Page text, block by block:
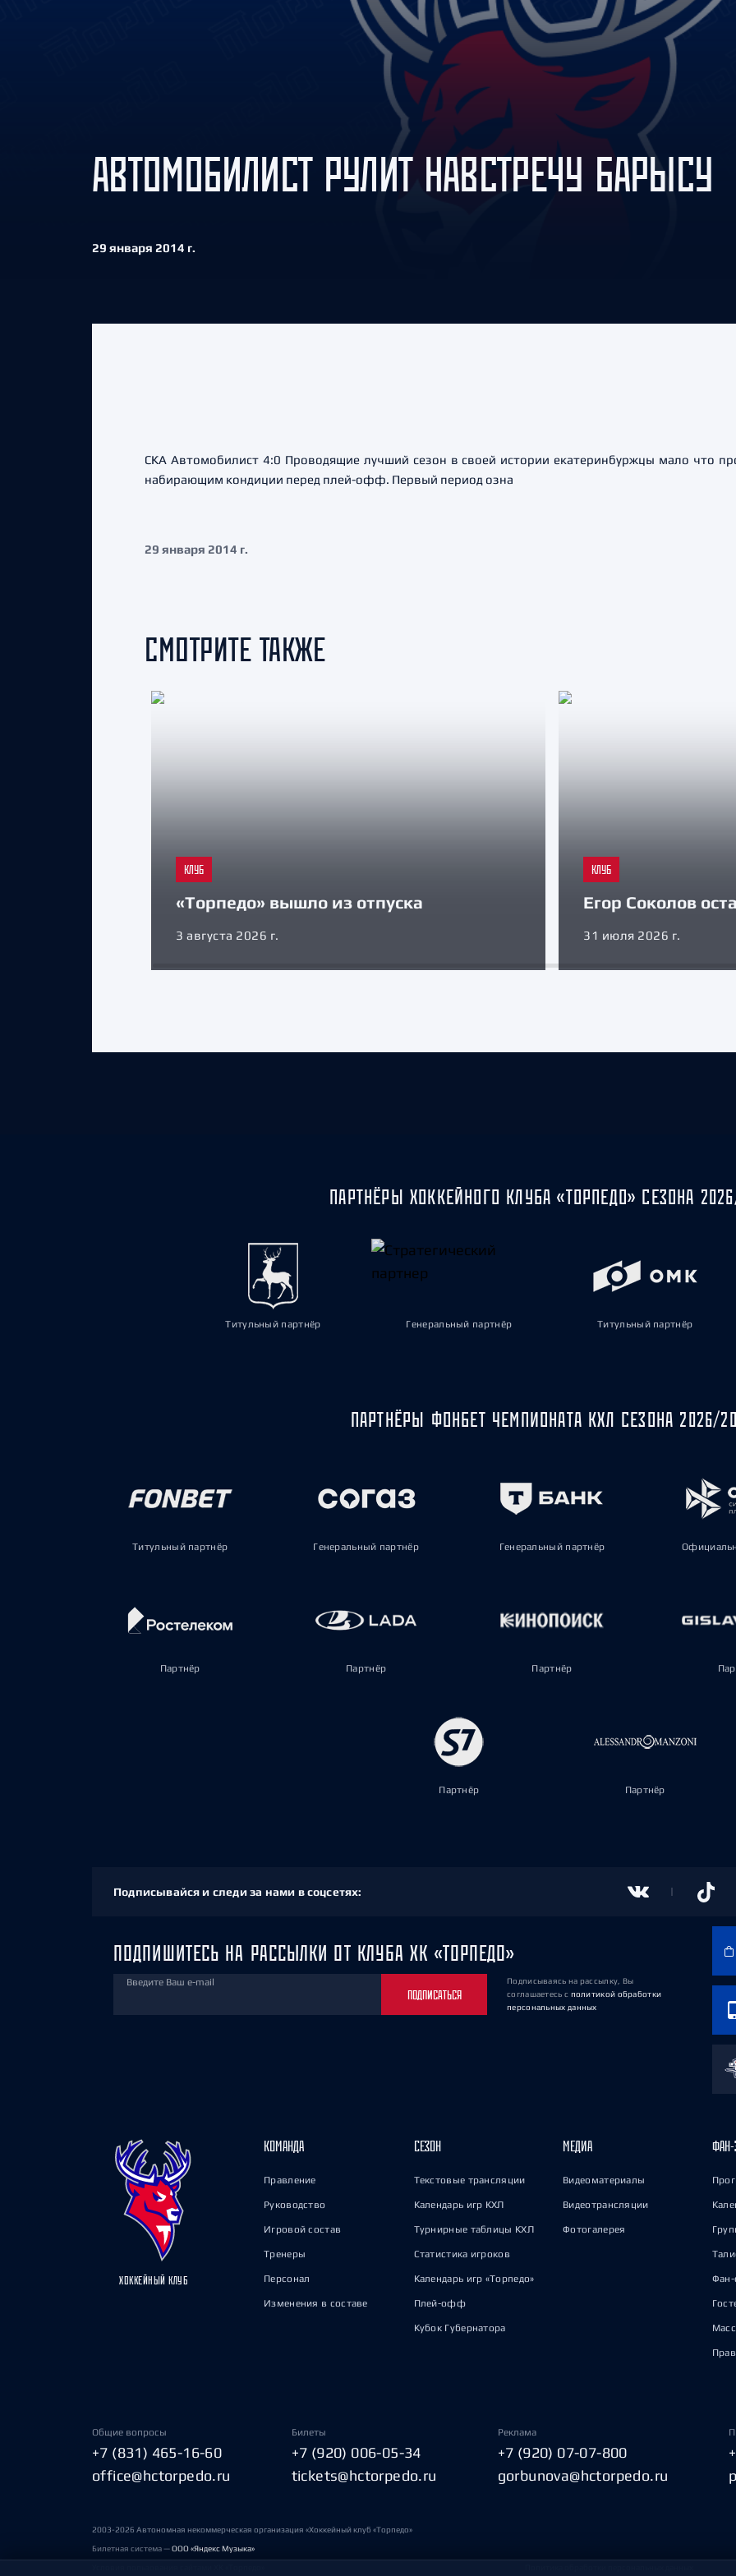
Амур
Барыс
Салават Юлаев
Сибирь
АВТОМОБИЛИСТ РУЛИТ НАВСТРЕЧУ БАРЫСУ
29 января 2014 г.
СКА Автомобилист 4:0 Проводящие лучший сезон в своей истории екатеринбуржцы мало что
набирающим кондиции перед плей-офф. Первый период озна
29 января 2014 г.
СМОТРИТЕ ТАКЖЕ
КЛУБ
«Торпедо» вышло из отпуска
3 августа 2026 г.
КЛУБ
Егор Соколов
31 июля 2026 г.
ПАРТНЁРЫ ХОККЕЙНОГО КЛУБА «ТОРПЕДО» СЕЗОНА
Титульный партнёр Генеральный партнёр Титульный партнёр
ПАРТНЁРЫ ФОНБЕТ ЧЕМПИОНАТА КХЛ СЕЗОНА 2026/
Титульный партнёр Генеральный партнёр Генеральный партнёр
Партнёр Партнёр Партнёр
Партнёр Партнёр
Подписывайся и следи за нами в соцсетях:
ПОДПИШИТЕСЬ НА РАССЫЛКИ ОТ КЛУБА ХК «ТОРПЕДО»
Введите Ваш e-mail
ПОДПИСАТЬСЯ
Подписываясь на рассылку, Вы
соглашаетесь с политикой обработки
персональных данных
ХОККЕЙНЫЙ КЛУБ
КОМАНДА
Правление
Руководство
Игровой состав
Тренеры
Персонал
Изменения в составе
СЕЗОН
Текстовые трансляции
Календарь игр КХЛ
Турнирные таблицы КХЛ
Статистика игроков
Календарь игр «Торпедо»
Плей-офф
Кубок Губернатора
МЕДИА
Видеоматериалы
Видеотрансляции
Фотогалерея
ФАН-
Фан-
Общие вопросы
+7 (831) 465-16-60
office@hctorpedo.ru
Билеты
+7 (920) 006-05-34
tickets@hctorpedo.ru
Реклама
+7 (920) 07-07-800
gorbunova@hctorpedo.ru
2003-2026 Автономная некоммерческая организация «Хоккейный клуб «Торпедо»
Билетная система —ООО «Яндекс Музыка»